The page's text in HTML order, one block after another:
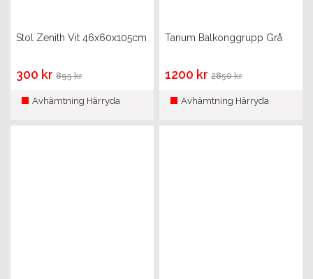
Stol Zenith Vit 46x60x105cm
300 kr895 kr
Avhämtning Härryda
Tanum Balkonggrupp Grå
1200 kr2850 kr
Avhämtning Härryda